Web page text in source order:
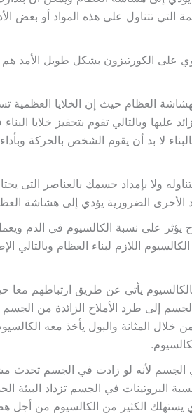
التي تتناول على هذه المواد أو بعض
على الكورتيزون بشكل طويل الأمد هم
العظام حيث إن الخلايا العظمية
وبالتالي تقوم بتحفيز خلايا
لا بد أن يقوم الشخص بالحركة
ولا بإمداد جسمك بالعناصر التى
الأخرى الضرورية يؤدي إلى هشاشة
يؤثر على نسبة الكالسيوم في الدم
اللازم لبناء العظام وبالتالي
يأتي عن طريق ارتباطهم معا
إلى طرد الأملاح الزائدة من
المثانة والبول يأخذ معه
الجسم لأنه لو زادت في الجسم تحدث
البروتينات في الجسم تزداد البيئة
يستهلك الكثير من الكالسيوم من أجل